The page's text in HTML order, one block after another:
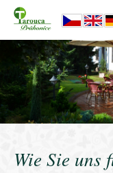
Wie Sie uns